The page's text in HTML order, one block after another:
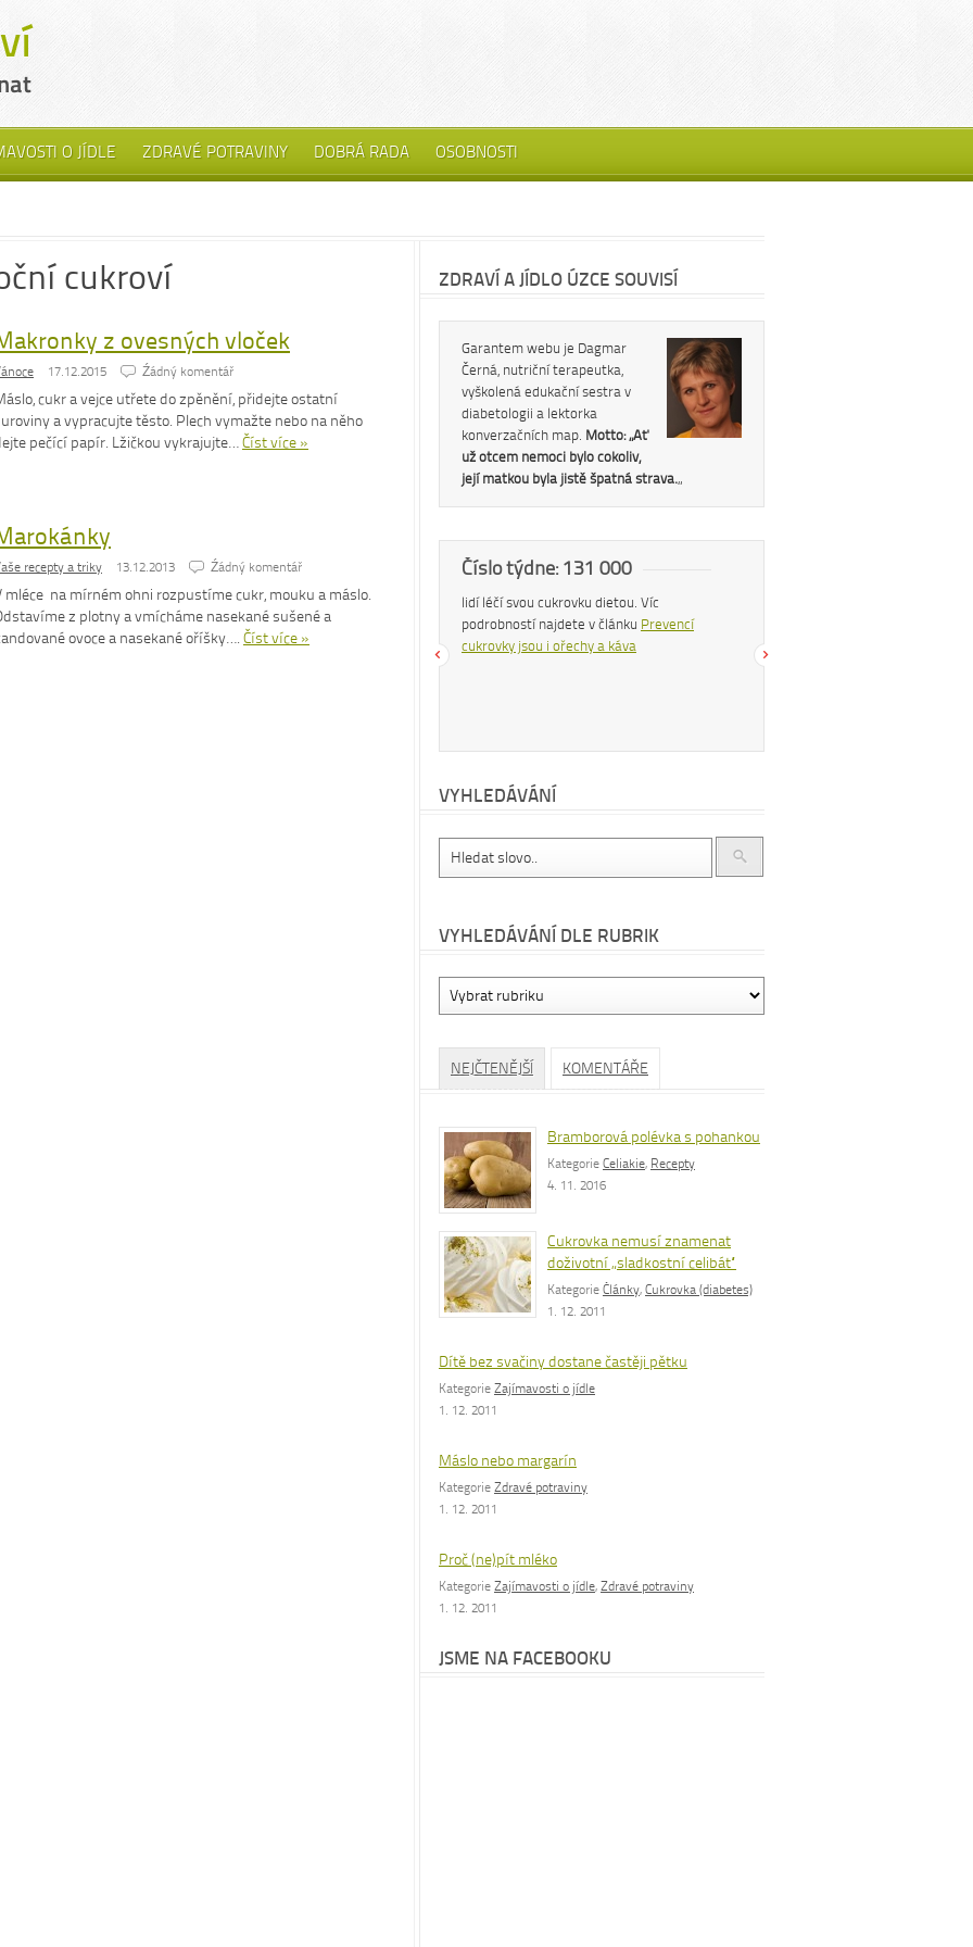
O JÍDLE ZDRAVÉ POTRAVINY DOBRÁ RADA OSOBNOSTI
cukroví
z ovesných vloček
17.12.2015 Źádný komentář
cukr a vejce utřete do zpěnění, přidejte ostatní
a vypracujte těsto. Plech vymažte nebo na něho
pečící papír. Lžičkou vykrajujte…Číst více »
recepty a triky 13.12.2013 Źádný komentář
mléce na mírném ohni rozpustíme cukr, mouku a máslo.
z plotny a vmícháme nasekané sušené a
ovoce a nasekané oříšky…. Číst více »
ZDRAVÍ A JÍDLO ÚZCE SOUVISÍ
Garantem webu je Dagmar
Černá, nutriční terapeutka,
vyškolená edukační sestra v
diabetologii a lektorka
konverzačních map. Motto: „Ať
už otcem nemoci bylo cokoliv,
její matkou byla jistě špatná strava.„
Dobrá rada
Nedaří se vám zhubnout? Trpíte často
zácpou a potřebujete si upravit zažívání?
Na tyto a mnohé další problémy existuje
Číslo týdne: 131 000
lidí léčí svou cukrovku dietou. Víc
podrobností najdete v článku Prevencí
cukrovky jsou i ořechy a káva
čemuž se po pikantním jídle můžeme
cítit šťastnější a spokojenější. Více se
VYHLEDÁVÁNÍ
VYHLEDÁVÁNÍ DLE RUBRIK
dle
NEJČTENĚJŠÍ KOMENTÁŘE
Bramborová polévka s pohankou
Kategorie Celiakie, Recepty
4. 11. 2016
Cukrovka nemusí znamenat
doživotní „sladkostní celibát“
Kategorie Články, Cukrovka (diabetes)
1. 12. 2011
Dítě bez svačiny dostane častěji pětku
Kategorie Zajímavosti o jídle
1. 12. 2011
Máslo nebo margarín
Kategorie Zdravé potraviny
1. 12. 2011
Proč (ne)pít mléko
Kategorie Zajímavosti o jídle, Zdravé potraviny
1. 12. 2011
JSME NA FACEBOOKU